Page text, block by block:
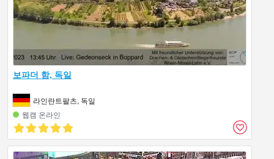
보파더 함, 독일
라인란트팔츠, 독일
웹캠 온라인